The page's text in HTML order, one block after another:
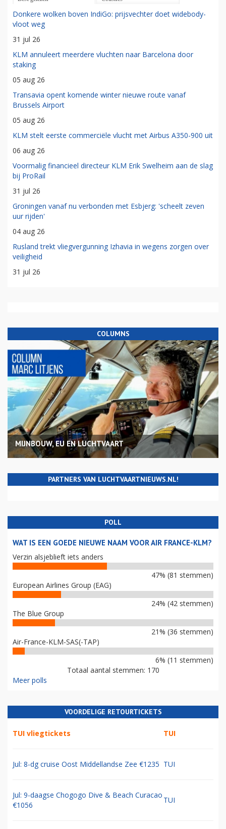
Donkere wolken boven IndiGo: prijsvechter doet widebody-
vloot weg
31 jul 26
KLM annuleert meerdere vluchten naar Barcelona door
staking
05 aug 26
Transavia opent komende winter nieuwe route vanaf
Brussels Airport
05 aug 26
KLM stelt eerste commerciële vlucht met Airbus A350-900 uit
06 aug 26
Voormalig financieel directeur KLM Erik Swelheim aan de slag
bij ProRail
31 jul 26
Groningen vanaf nu verbonden met Esbjerg: 'scheelt zeven
uur rijden'
04 aug 26
Rusland trekt vliegvergunning Izhavia in wegens zorgen over
veiligheid
31 jul 26
COLUMNS
MIJNBOUW, EU EN LUCHTVAART
PARTNERS VAN LUCHTVAARTNIEUWS.NL!
POLL
WAT IS EEN GOEDE NIEUWE NAAM VOOR AIR FRANCE-KLM?
Verzin alsjeblieft iets anders
47% (81 stemmen)
European Airlines Group (EAG)
24% (42 stemmen)
The Blue Group
21% (36 stemmen)
Air-France-KLM-SAS(-TAP)
6% (11 stemmen)
Totaal aantal stemmen: 170
Meer polls
VOORDELIGE RETOURTICKETS
TUI vliegtickets TUI
Jul: 8-dg cruise Oost Middellandse Zee €1235 TUI
Jul: 9-daagse Chogogo Dive & Beach Curacao
€1056
TUI